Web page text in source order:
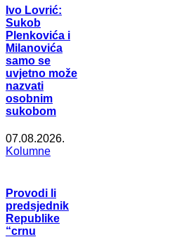
Ivo Lovrić:
Sukob
Plenkovića i
Milanovića
samo se
uvjetno može
nazvati
osobnim
sukobom
07.08.2026.
Kolumne
Provodi li
predsjednik
Republike
“crnu